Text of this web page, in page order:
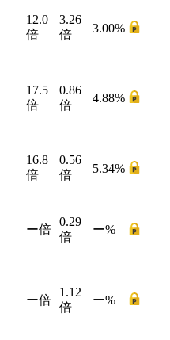
12.0
倍
3.26
倍
3.00%
17.5
倍
0.86
倍
4.88%
16.8
倍
0.56
倍
5.34%
ー倍
0.29
倍
ー%
ー倍
1.12
倍
ー%